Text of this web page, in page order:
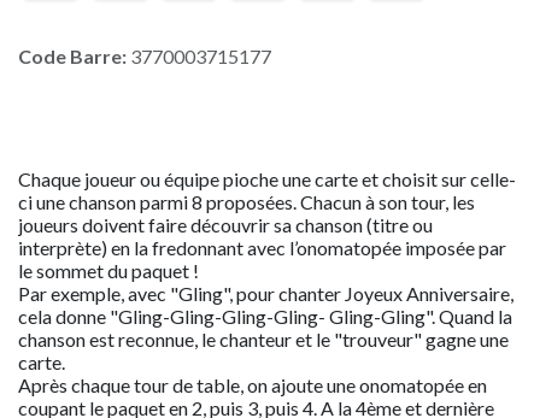
Code Barre: 3770003715177
Chaque joueur ou équipe pioche une carte et choisit sur celle-
ci une chanson parmi 8 proposées. Chacun à son tour, les
joueurs doivent faire découvrir sa chanson (titre ou
interprète) en la fredonnant avec l’onomatopée imposée par
le sommet du paquet !
Par exemple, avec "Gling", pour chanter Joyeux Anniversaire,
cela donne "Gling-Gling-Gling-Gling- Gling-Gling". Quand la
chanson est reconnue, le chanteur et le "trouveur" gagne une
carte.
Après chaque tour de table, on ajoute une onomatopée en
coupant le paquet en 2, puis 3, puis 4. A la 4ème et dernière